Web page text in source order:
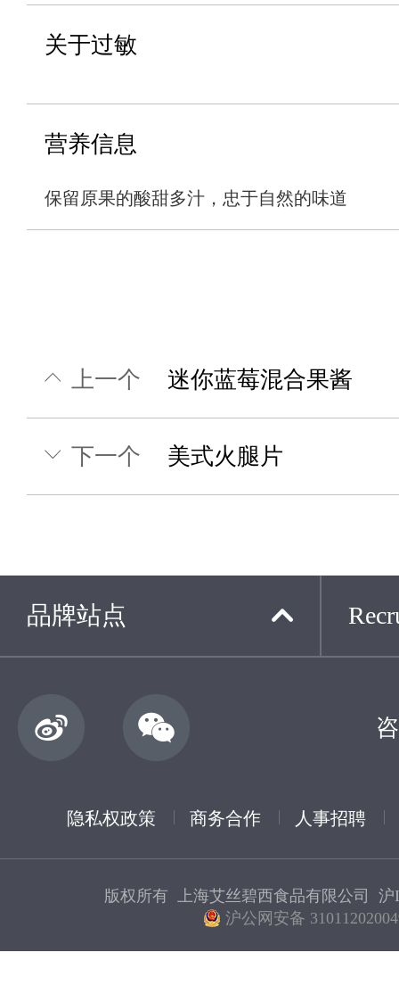
关于过敏
营养信息
保留原果的酸甜多汁，忠于自然的味道
上一个 迷你蓝莓混合果酱
下一个 美式火腿片
品牌站点
隐私权政策 商务合作 人事招聘
版权所有 上海艾丝碧西食品有限公司 沪
沪公网安备